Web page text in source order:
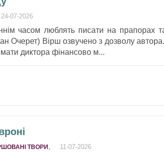
24-07-2026
часом люблять писати на прапорах
Очерет) Вірш озвучено з дозволу
диктора фінансово м...
ТВОРИ 11-07-2026